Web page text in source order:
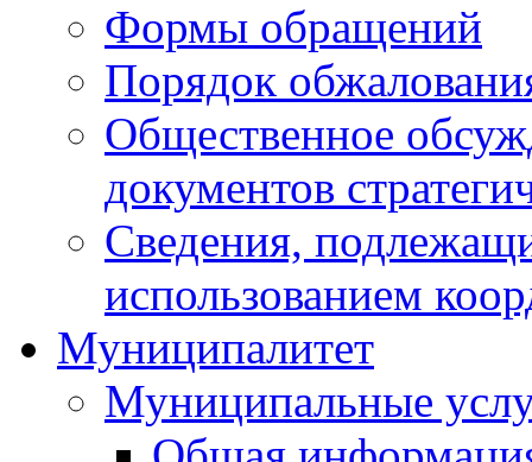
Формы обращений
Порядок
Общественное
документов
Сведения,
использованием
Муниципалитет
Муниципальные